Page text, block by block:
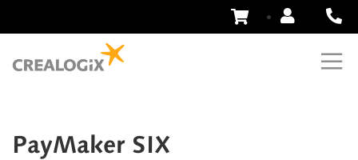
Aller
PayMaker SIX